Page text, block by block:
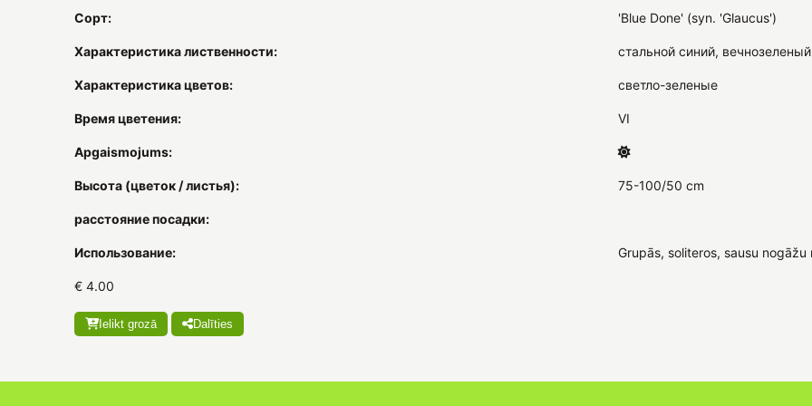
Сорт: 'Blue Done' (syn. 'Glaucus')
Характеристика лиственности: стальной синий, вечнозеленый
Характеристика цветов: светло-зеленые
Время цветения: VI
Apgaismojums:
Высота (цветок / листья): 75-100/50 cm
расстояние посадки:
Использование: Grupās, soliteros, sausu
€ 4.00
Ielikt grozā Dalīties